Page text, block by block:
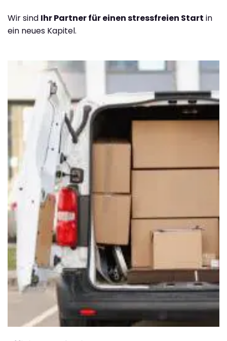
Wir sind Ihr Partner für einen stressfreien Start in
ein neues Kapitel.